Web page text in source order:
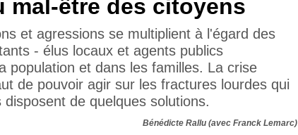
mal-être des citoyens
et agressions se multiplient à l'égard des
- élus locaux et agents publics
population et dans les familles. La crise
de pouvoir agir sur les fractures lourdes qui
de quelques solutions.
Bénédicte Rallu (avec Franck Lemarc)